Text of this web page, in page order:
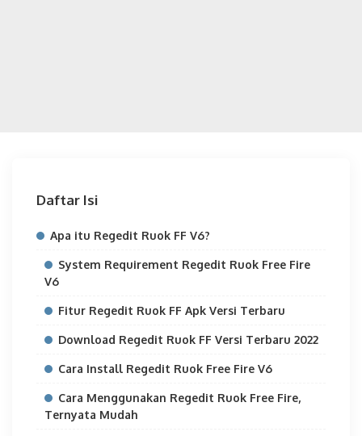
Daftar Isi
Apa itu Regedit Ruok FF V6?
System Requirement Regedit Ruok Free Fire
V6
Fitur Regedit Ruok FF Apk Versi Terbaru
Download Regedit Ruok FF Versi Terbaru 2022
Cara Install Regedit Ruok Free Fire V6
Cara Menggunakan Regedit Ruok Free Fire,
Ternyata Mudah